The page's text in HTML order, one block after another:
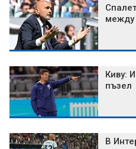
между
Киву:
пъзел
В